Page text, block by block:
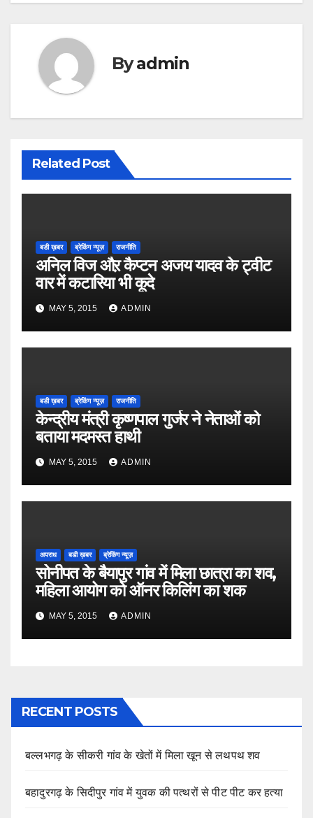
Byadmin
Related Post
बडी ख़बर ब्रेकिंग न्यूज़ राजनीति
अनिल विज औऱ कैप्टन अजय यादव के ट्वीट
वार में कटारिया भी कूदे
MAY 5, 2015 ADMIN
बडी ख़बर ब्रेकिंग न्यूज़ राजनीति
केन्द्रीय मंत्री कृष्णपाल गुर्जर ने नेताओं को
बताया मदमस्त हाथी
MAY 5, 2015 ADMIN
अपराध बडी ख़बर ब्रेकिंग न्यूज़
सोनीपत के बैयापुर गांव में मिला छात्रा का शव,
महिला आयोग को ऑनर किलिंग का शक
MAY 5, 2015 ADMIN
RECENT POSTS
बल्लभगढ़ के सीकरी गांव के खेतों में मिला खून से लथपथ शव
बहादुरगढ़ के सिदीपुर गांव में युवक की पत्थरों से पीट पीट कर हत्या